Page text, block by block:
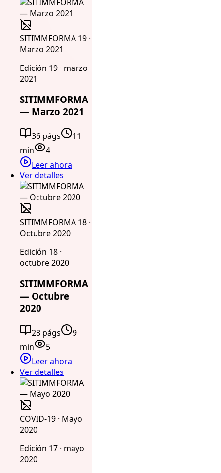
SITIMMFORMA 19 ·
Marzo 2021
Edición 19 · marzo
2021
SITIMMFORMA
— Marzo 2021
36 págs
11
min
4
Leer ahora
Ver detalles
SITIMMFORMA 18 ·
Octubre 2020
Edición 18 ·
octubre 2020
SITIMMFORMA
— Octubre
2020
28 págs
9
min
5
Leer ahora
Ver detalles
COVID-19 · Mayo
2020
Edición 17 · mayo
2020